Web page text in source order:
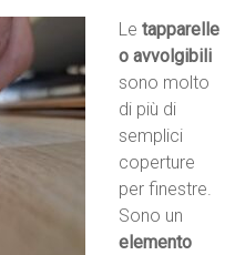
Letapparelle
o avvolgibili
sono molto
di più di
semplici
coperture
per finestre.
Sono un
elemento